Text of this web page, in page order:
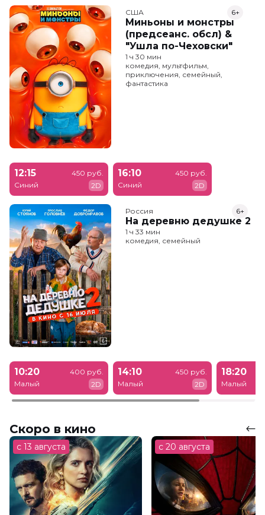
США
Миньоны и монстры
(предсеанс. обсл) &
"Ушла по-Чеховски"
6+
1 ч 30 мин
комедия, мультфильм,
приключения, семейный,
фантастика
12:15
Синий
450 руб.
2D
16:10
Синий
450 руб.
2D
Россия
На деревню дедушке 2
6+
1 ч 33 мин
комедия, семейный
10:20
Малый
400 руб.
2D
14:10
Малый
450 руб.
2D
18:20
Малый
Скоро в кино
с 13 августа с 20 августа